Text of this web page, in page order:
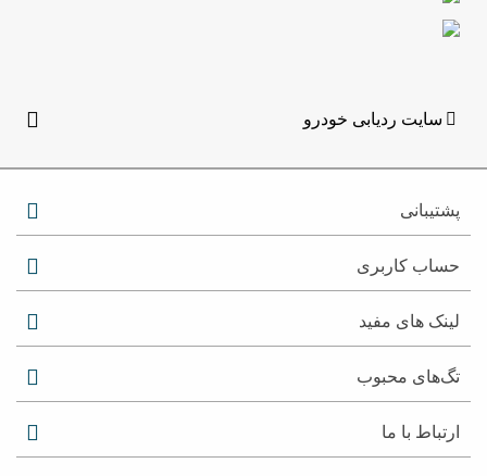
سایت ردیابی خودرو
پشتیبانی
حساب کاربری
لینک های مفید
تگ‌های محبوب
ارتباط با ما